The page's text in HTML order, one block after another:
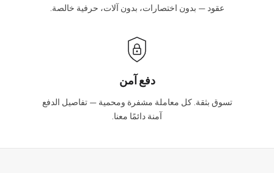
عقود — بدون اختصارات، بدون آلات، حرفية خالصة.
دفع آمن
تسوق بثقة. كل معاملة مشفرة ومحمية — تفاصيل الدفع
آمنة دائمًا معنا.